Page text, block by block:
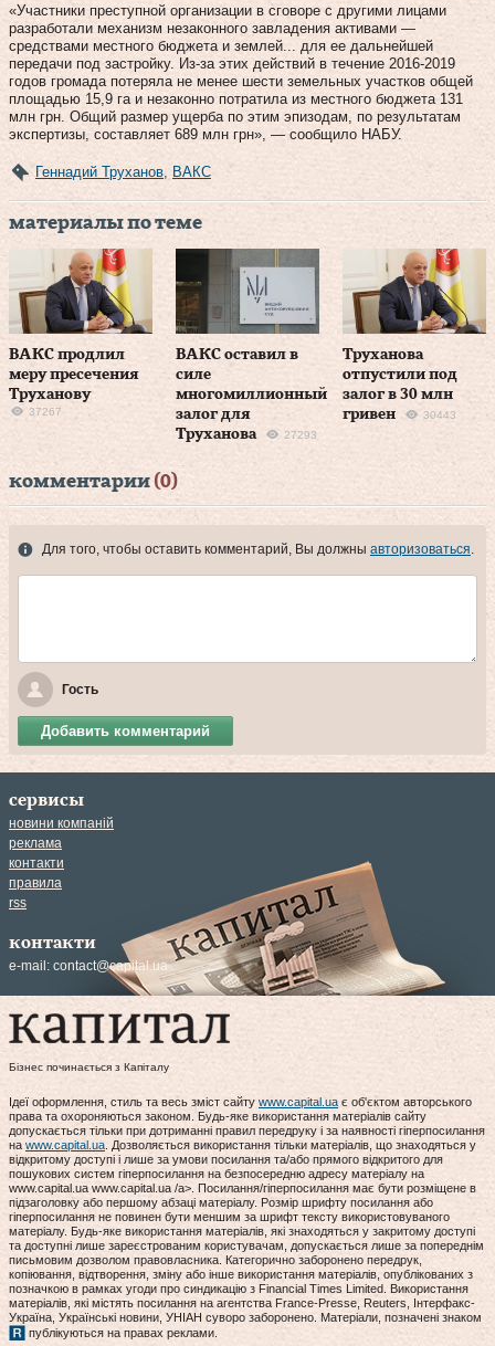
«Участники преступной организации в сговоре с другими лицами
разработали механизм незаконного завладения активами —
средствами местного бюджета и землей... для ее дальнейшей
передачи под застройку. Из-за этих действий в течение 2016-2019
годов громада потеряла не менее шести земельных участков общей
площадью 15,9 га и незаконно потратила из местного бюджета 131
млн грн. Общий размер ущерба по этим эпизодам, по результатам
экспертизы, составляет 689 млн грн», — сообщило НАБУ.
Геннадий Труханов ВАКС
материалы по теме
ВАКС продлил
меру пресечения
Труханову
37267
ВАКС оставил в
силе
многомиллионный
залог для
Труханова
27293
Труханова
отпустили под
залог в 30 млн
гривен
30443
комментарии (0)
Для того, чтобы оставить комментарий, Вы должны авторизоваться.
Гость
Добавить комментарий
сервисы
новини компаній
реклама
контакти
правила
rss
контакти
e-mail: contact@capital.ua
Бізнес починається з Капіталу
Ідеї оформлення, стиль та весь зміст сайту www.capital.ua є об'єктом авторського
права та охороняються законом. Будь-яке використання матеріалів сайту
допускається тільки при дотриманні правил передруку і за наявності гіперпосилання
на www.capital.ua. Дозволяється використання тільки матеріалів, що знаходяться у
відкритому доступі і лише за умови посилання та/або прямого відкритого для
пошукових систем гіперпосилання на безпосередню адресу матеріалу на
www.capital.ua www.capital.ua /a>. Посилання/гіперпосилання має бути розміщене в
підзаголовку або першому абзаці матеріалу. Розмір шрифту посилання або
гіперпосилання не повинен бути меншим за шрифт тексту використовуваного
матеріалу. Будь-яке використання матеріалів, які знаходяться у закритому доступі
та доступні лише зареєстрованим користувачам, допускається лише за попереднім
письмовим дозволом правовласника. Категорично заборонено передрук,
копіювання, відтворення, зміну або інше використання матеріалів, опублікованих з
позначкою в рамках угоди про синдикацію з Financial Times Limited. Використання
матеріалів, які містять посилання на агентства France-Presse, Reuters, Інтерфакс-
Україна, Українські новини, УНІАН суворо заборонено. Матеріали, позначені знаком
публікуються на правах реклами.